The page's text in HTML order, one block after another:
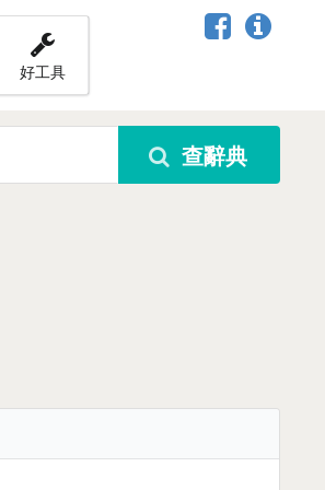
好工具
查辭典